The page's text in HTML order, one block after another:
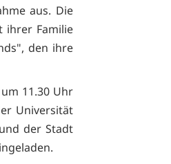
aus. Die
ihrer Familie
den ihre
11.30 Uhr
Universität
der Stadt